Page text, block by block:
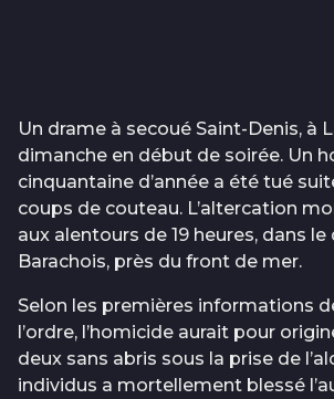
Un drame à secoué Saint-Denis, à
dimanche en début de soirée. Un
cinquantaine d’année a été tué
coups de couteau. L’altercation
aux alentours de 19 heures, dans
Barachois, près du front de mer.
Selon les premières informations
l’ordre, l’homicide aurait pour
deux sans abris sous la prise de
individus a mortellement blessé